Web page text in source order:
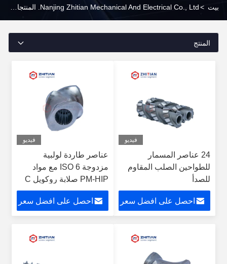
بيت >
المنتج
فيديو
24 عناصر المسمار
للطواحين الصلب المقاوم
للصدأ
احصل على افضل سعر
فيديو
عناصر طاردة لولبية
مزدوجة ISO 6 مع مواد
PM-HIP صلابة روكويل C
56-69
احصل على افضل سعر